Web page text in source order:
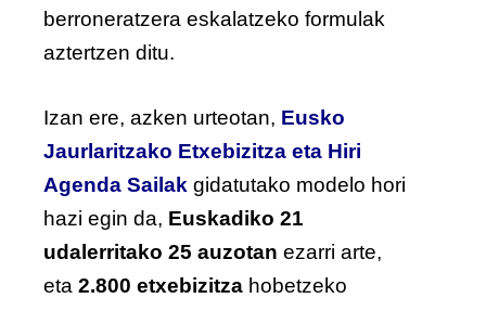
berroneratzera eskalatzeko formulak
aztertzen ditu.
Izan ere, azken urteotan, Eusko
Jaurlaritzako Etxebizitza eta Hiri
Agenda Sailak gidatutako modelo hori
hazi egin da, Euskadiko 21
udalerritako 25 auzotan ezarri arte,
eta 2.800 etxebizitza hobetzeko